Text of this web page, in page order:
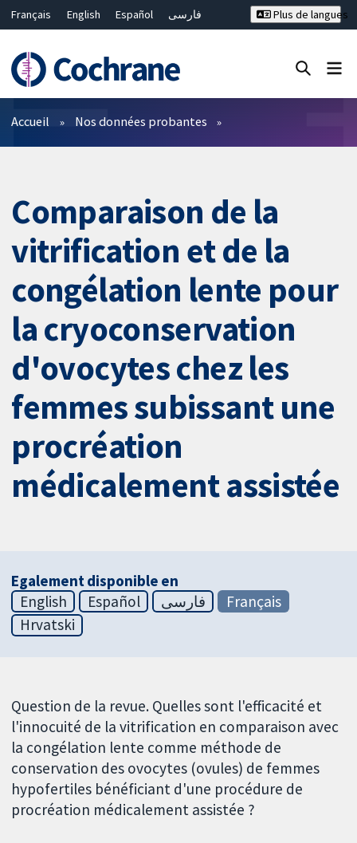
Français English Español
فارسی
Bahasa Malaysia
ไทย
繁體中文
简体中文
Plus de langues
Filtres
Accueil Nos données probantes
Comparaison de la
vitrification et de la
congélation lente pour
la cryoconservation
d'ovocytes chez les
femmes subissant une
procréation
médicalement assistée
Egalement disponible en
English
Español فارسی
Français
Hrvatski
Question de la revue. Quelles sont l'efficacité et
l'innocuité de la vitrification en comparaison avec
la congélation lente comme méthode de
conservation des ovocytes (ovules) de femmes
hypofertiles bénéficiant d'une procédure de
procréation médicalement assistée ?